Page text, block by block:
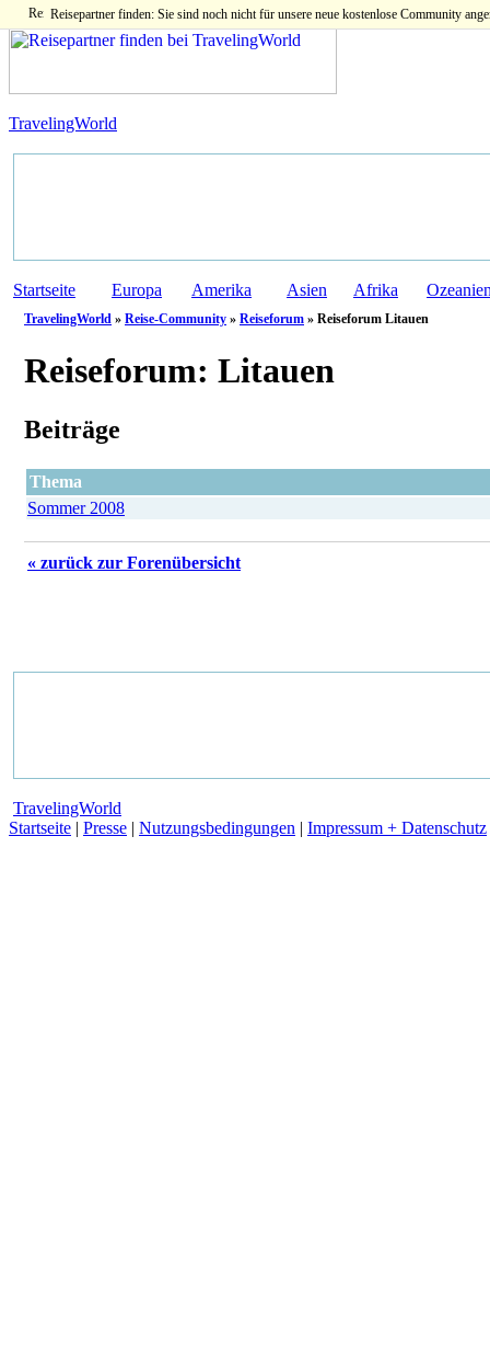
Reisepartner finden: Sie sind noch nicht für unsere neue kostenlose Community
TravelingWorld
Startseite Europa Amerika Asien Afrika
TravelingWorld » Reise-Community » Reiseforum » Reiseforum Litauen
Reiseforum: Litauen
Beiträge
Thema
Sommer 2008
« zurück zur Forenübersicht
TravelingWorld
Startseite | Presse | Nutzungsbedingungen | Impressum + Datenschutz